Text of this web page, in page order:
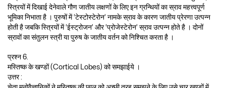
स्त्रियों में दिखाई देनेवाले गौण जातीय लक्षणों के लिए इन ग्रन्थियों का स्राव महत्त्वपूर्ण
भूमिका निभाता है । पुरुषों में ‘टेस्टोस्टेरोन’ नामके स्राव के कारण जातीय प्रेरणा उत्पन्न
होती है जबकि स्त्रियों में ‘ईस्ट्रोजन’ और ‘प्रोजेस्टेरोन’ स्राव उत्पन्न होते है । दोनों
स्रावों का संतुलन स्त्री या पुरुष के जातीय वर्तन को निश्चित करता है ।
प्रश्न 6.
मस्तिष्क के खण्डों (Cortical Lobes) को समझाईये ।
उत्तर :